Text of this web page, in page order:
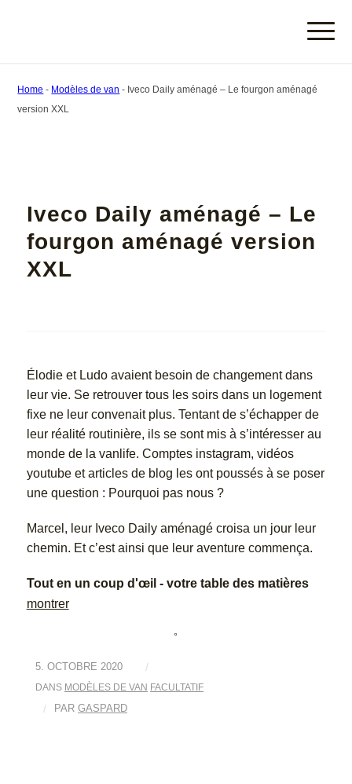
Home - Modèles de van - Iveco Daily aménagé – Le fourgon aménagé
version XXL
Iveco Daily aménagé – Le
fourgon aménagé version
XXL
Élodie et Ludo avaient besoin de changement dans
leur vie. Se retrouver tous les soirs dans un logement
fixe ne leur convenait plus. Tentant de s’échapper de
leur réalité routinière, ils se sont mis à s’intéresser au
monde de la vanlife. Comptes instagram, vidéos
youtube et articles de blog les ont poussés à se poser
une question : Pourquoi pas nous ?
Marcel, leur Iveco Daily aménagé croisa un jour leur
chemin. Et c’est ainsi que leur aventure commença.
Tout en un coup d'œil - votre table des matières
montrer
5. OCTOBRE 2020 /
DANS MODÈLES DE VAN FACULTATIF
/ PARGASPARD